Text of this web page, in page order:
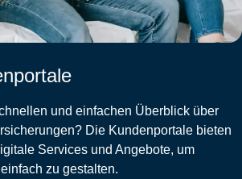
und einfachen Überblick über
Die Kundenportale bieten
Services und Angebote, um
zu gestalten.